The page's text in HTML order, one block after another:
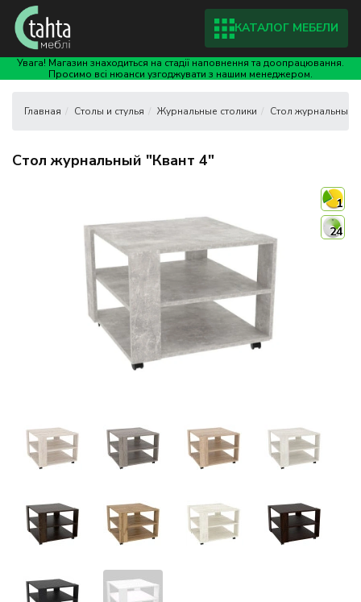
Увага! Магазин знаходиться на стадії наповнення та доопрацювання.
Просимо всі нюанси узгоджувати з нашим менеджером.
КАТАЛОГ МЕБЕЛИ
Столы и стулья Журнальные столики Стол журнальный
Стол журнальный "Квант 4"
1
24